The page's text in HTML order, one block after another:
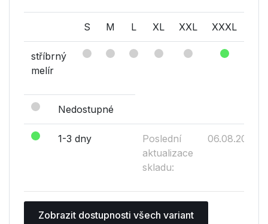
S M L XL XXL XXXL
stříbrný
melír
Nedostupné
1-3 dny
Poslední
aktualizace
skladu:
06.08.2026
Zobrazit dostupnosti všech variant